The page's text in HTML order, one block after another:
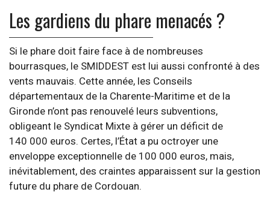
Les gardiens du phare menacés ?
Si le phare doit faire face à de nombreuses
bourrasques, le SMIDDEST est lui aussi confronté à des
vents mauvais. Cette année, les Conseils
départementaux de la Charente-Maritime et de la
Gironde n’ont pas renouvelé leurs subventions,
obligeant le Syndicat Mixte à gérer un déficit de
140 000 euros. Certes, l’État a pu octroyer une
enveloppe exceptionnelle de 100 000 euros, mais,
inévitablement, des craintes apparaissent sur la gestion
future du phare de Cordouan.